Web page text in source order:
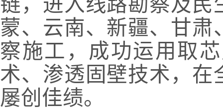
蒙、云南、新疆、甘
察施工，成功运用取
术、渗透固壁技术，
屡创佳绩。